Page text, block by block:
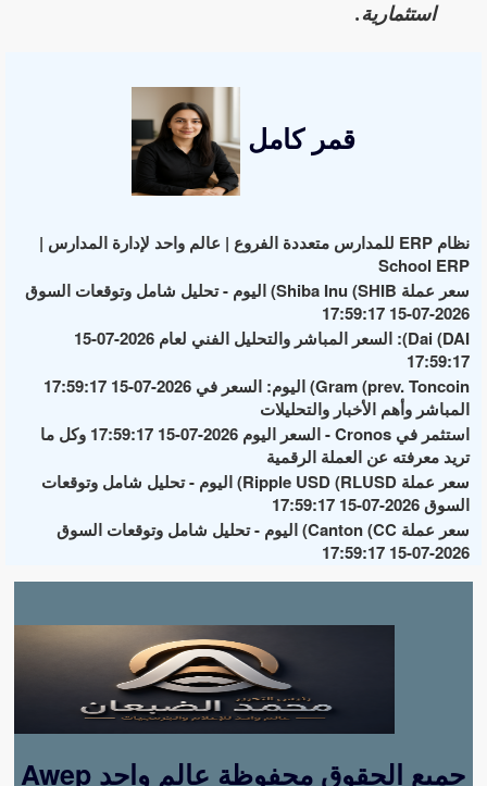
استثمارية.
قمر كامل
نظام ERP للمدارس متعددة الفروع | عالم واحد لإدارة المدارس |
School ERP
سعر عملة Shiba Inu (SHIB) اليوم - تحليل شامل وتوقعات السوق
2026-07-15 17:59:17
Dai (DAI): السعر المباشر والتحليل الفني لعام 2026-07-15
17:59:17
Gram (prev. Toncoin) اليوم: السعر في 2026-07-15 17:59:17
المباشر وأهم الأخبار والتحليلات
استثمر في Cronos - السعر اليوم 2026-07-15 17:59:17 وكل ما
تريد معرفته عن العملة الرقمية
سعر عملة Ripple USD (RLUSD) اليوم - تحليل شامل وتوقعات
السوق 2026-07-15 17:59:17
سعر عملة Canton (CC) اليوم - تحليل شامل وتوقعات السوق
2026-07-15 17:59:17
Awep جميع الحقوق محفوظة عالم واحد